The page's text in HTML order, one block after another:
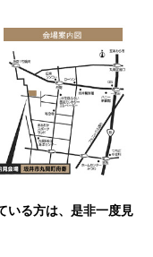
いる方は、是非一度見